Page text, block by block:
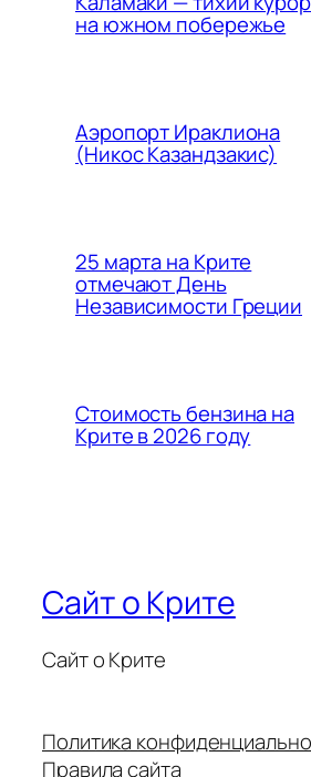
на южном побережье
Аэропорт Ираклиона
(Никос Казандзакис)
25 марта на Крите
отмечают День
Независимости Греции
Стоимость бензина на
Крите в 2026 году
Сайт о Крите
Сайт о Крите
Политика
Правила сайта